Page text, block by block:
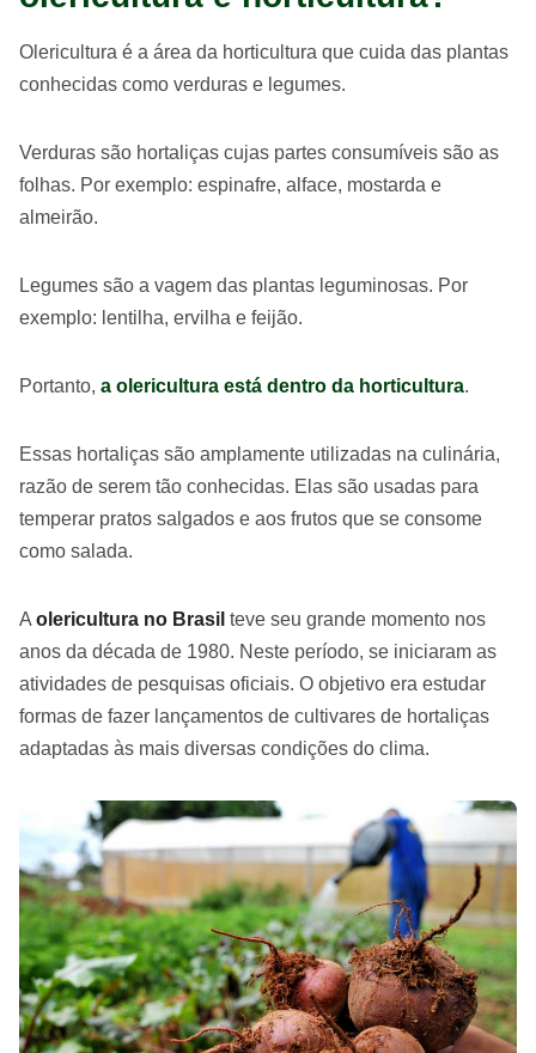
Olericultura é a área da horticultura que cuida das plantas
conhecidas como verduras e legumes.
Verduras são hortaliças cujas partes consumíveis são as
folhas. Por exemplo: espinafre, alface, mostarda e
almeirão.
Legumes são a vagem das plantas leguminosas. Por
exemplo: lentilha, ervilha e feijão.
Portanto, a olericultura está dentro da horticultura.
Essas hortaliças são amplamente utilizadas na culinária,
razão de serem tão conhecidas. Elas são usadas para
temperar pratos salgados e aos frutos que se consome
como salada.
A olericultura no Brasil teve seu grande momento nos
anos da década de 1980. Neste período, se iniciaram as
atividades de pesquisas oficiais. O objetivo era estudar
formas de fazer lançamentos de cultivares de hortaliças
adaptadas às mais diversas condições do clima.